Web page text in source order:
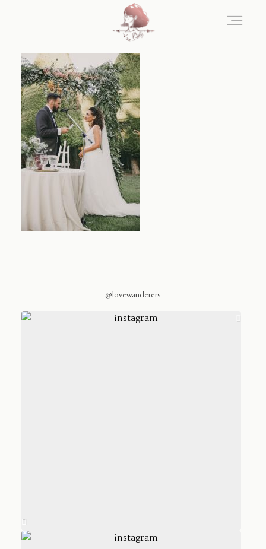
@lovewanderers
Home
Blog
Sobre Nosotros
Contacto